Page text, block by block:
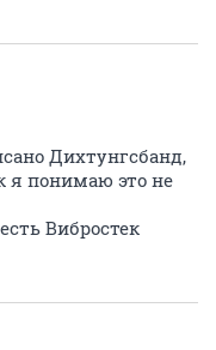
Дихтунгсбанд,
я понимаю это не
Вибростек